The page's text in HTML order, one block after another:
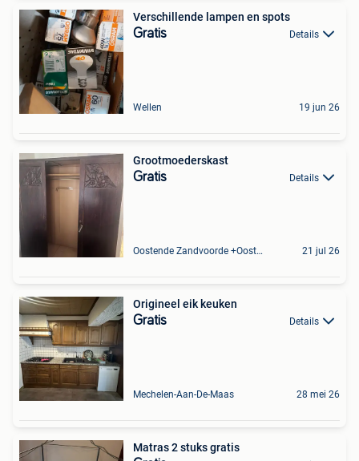
Verschillende lampen en spots
Gratis Details
Wellen 19 jun 26
Grootmoederskast
Gratis Details
Oostende Zandvoorde +Oostende 21 jul 26
Origineel eik keuken
Gratis Details
Mechelen-Aan-De-Maas 28 mei 26
Matras 2 stuks gratis